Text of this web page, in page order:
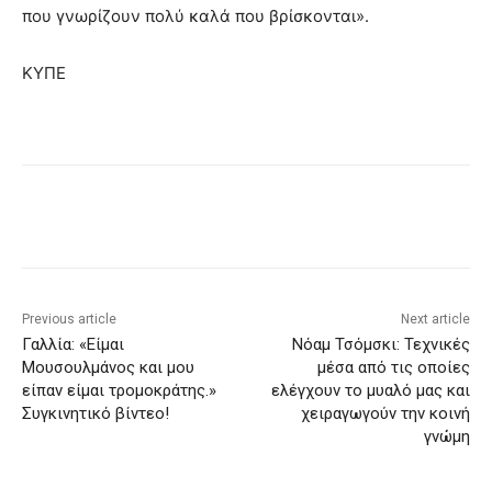
που γνωρίζουν πολύ καλά που βρίσκονται».
ΚΥΠΕ
Previous article
Γαλλία: «Είμαι
Μουσουλμάνος και μου
είπαν είμαι τρομοκράτης.»
Συγκινητικό βίντεο!
Next article
Νόαμ Τσόμσκι: Τεχνικές
μέσα από τις οποίες
ελέγχουν το μυαλό μας και
χειραγωγούν την κοινή
γνώμη